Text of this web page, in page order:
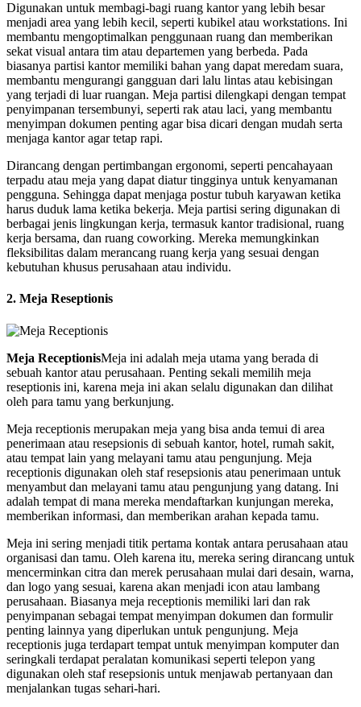
Digunakan untuk membagi-bagi ruang kantor yang lebih besar
menjadi area yang lebih kecil, seperti kubikel atau workstations. Ini
membantu mengoptimalkan penggunaan ruang dan memberikan
sekat visual antara tim atau departemen yang berbeda. Pada
biasanya partisi kantor memiliki bahan yang dapat meredam suara,
membantu mengurangi gangguan dari lalu lintas atau kebisingan
yang terjadi di luar ruangan. Meja partisi dilengkapi dengan tempat
penyimpanan tersembunyi, seperti rak atau laci, yang membantu
menyimpan dokumen penting agar bisa dicari dengan mudah serta
menjaga kantor agar tetap rapi.
Dirancang dengan pertimbangan ergonomi, seperti pencahayaan
terpadu atau meja yang dapat diatur tingginya untuk kenyamanan
pengguna. Sehingga dapat menjaga postur tubuh karyawan ketika
harus duduk lama ketika bekerja. Meja partisi sering digunakan di
berbagai jenis lingkungan kerja, termasuk kantor tradisional, ruang
kerja bersama, dan ruang coworking. Mereka memungkinkan
fleksibilitas dalam merancang ruang kerja yang sesuai dengan
kebutuhan khusus perusahaan atau individu.
2. Meja Reseptionis
Meja ReceptionisMeja ini adalah meja utama yang berada di
sebuah kantor atau perusahaan. Penting sekali memilih meja
reseptionis ini, karena meja ini akan selalu digunakan dan dilihat
oleh para tamu yang berkunjung.
Meja receptionis merupakan meja yang bisa anda temui di area
penerimaan atau resepsionis di sebuah kantor, hotel, rumah sakit,
atau tempat lain yang melayani tamu atau pengunjung. Meja
receptionis digunakan oleh staf resepsionis atau penerimaan untuk
menyambut dan melayani tamu atau pengunjung yang datang. Ini
adalah tempat di mana mereka mendaftarkan kunjungan mereka,
memberikan informasi, dan memberikan arahan kepada tamu.
Meja ini sering menjadi titik pertama kontak antara perusahaan atau
organisasi dan tamu. Oleh karena itu, mereka sering dirancang untuk
mencerminkan citra dan merek perusahaan mulai dari desain, warna,
dan logo yang sesuai, karena akan menjadi icon atau lambang
perusahaan. Biasanya meja receptionis memiliki lari dan rak
penyimpanan sebagai tempat menyimpan dokumen dan formulir
penting lainnya yang diperlukan untuk pengunjung. Meja
receptionis juga terdapart tempat untuk menyimpan komputer dan
seringkali terdapat peralatan komunikasi seperti telepon yang
digunakan oleh staf resepsionis untuk menjawab pertanyaan dan
menjalankan tugas sehari-hari.